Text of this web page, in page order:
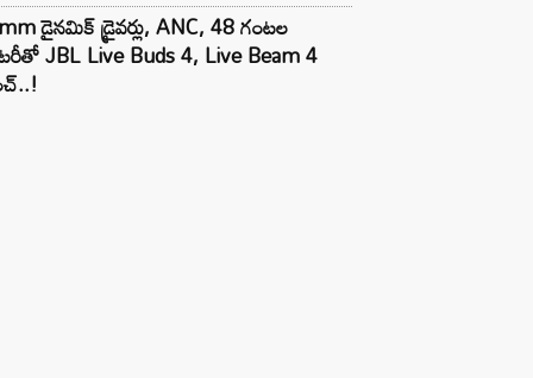
డైనమిక్ డ్రైవర్లు, ANC, 48 గంటల
JBL Live Buds 4, Live Beam 4